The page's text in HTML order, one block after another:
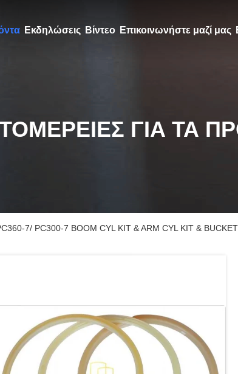
Εκδηλώσεις Βίντεο Επικοινωνήστε μαζί μας
ΓΙΑ ΤΑ
7/ PC300-7 BOOM CYL KIT & ARM CYL KIT &